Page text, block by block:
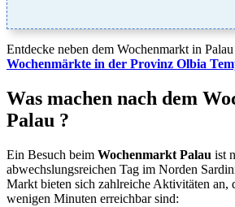
Entdecke neben dem Wochenmarkt in
Wochenmärkte in der Provinz Olbia
Was machen nach dem
Palau ?
Ein Besuch beim Wochenmarkt Palau ist
abwechslungsreichen Tag im Norden
Markt bieten sich zahlreiche Aktivitäten an,
wenigen Minuten erreichbar sind: